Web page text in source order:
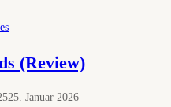
(Review)
25. Januar 2026